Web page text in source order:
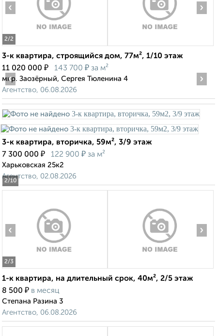
2/2
‹ ›
3-к квартира, строящийся дом, 77м², 1/10 этаж
11 020 000 ₽ 143 700 ₽ за м²
мкр. Заозёрный, Сергея Тюленина 4
Агентство, 06.08.2026
2/10
‹ ›
3-к квартира, вторичка, 59м², 3/9 этаж
7 300 000 ₽ 122 900 ₽ за м²
Харьковская 25к2
Агентство, 02.08.2026
2/3
‹ ›
1-к квартира, на длительный срок, 40м², 2/5 этаж
8 500 ₽ в месяц
Степана Разина 3
Агентство, 06.08.2026